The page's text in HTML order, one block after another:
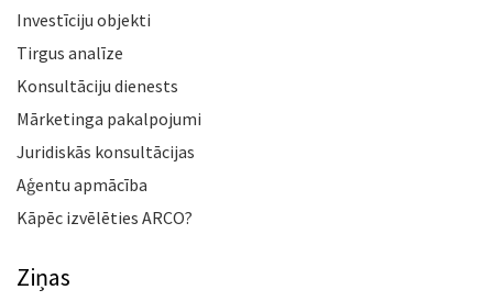
Investīciju objekti
Tirgus analīze
Konsultāciju dienests
Mārketinga pakalpojumi
Juridiskās konsultācijas
Aģentu apmācība
Kāpēc izvēlēties ARCO?
Ziņas